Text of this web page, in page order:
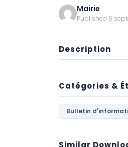
Mairie
Published 6
Description
Catégories &
Bulletin
Similar